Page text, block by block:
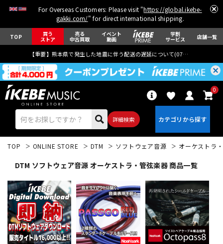
For Overseas Customers: Please visit "https://global.ikebe-
gakki.com/" for direct international shipping.
TOP 買う
ストア
売る
中古買取
イベント
動画
学割
サービス 店舗一覧
【重要】熊本県で発生した地震に伴う配送の遅延について(07月29日
詳細検索
0
エレキギター アコギ/エレアコ
ベース ウクレレ
TOP ONLINE STORE DTM ソフトウェア音源 オーケストラ
DTM ソフトウェア音源 オーケストラ・管弦楽器 商品一覧